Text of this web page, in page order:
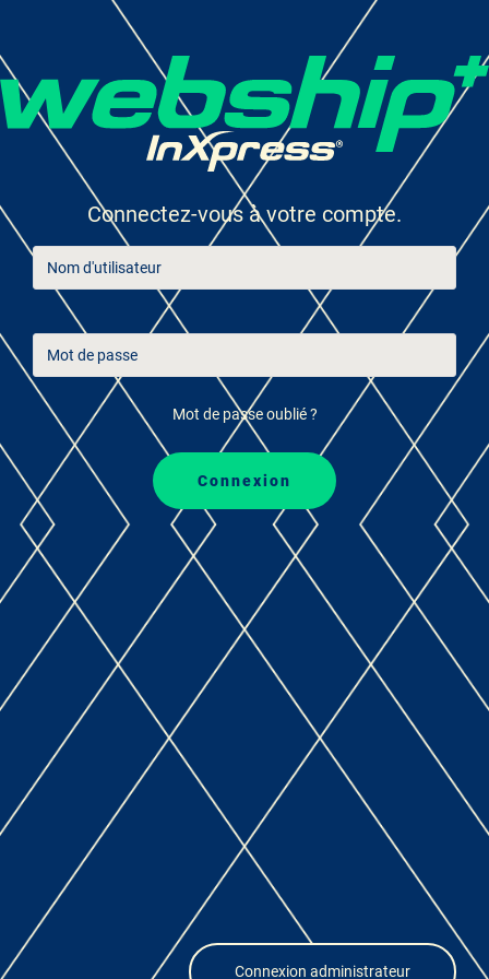
connectez-vous à votre compte.
Mot de passe oublié ?
connexion
Connexion administrateur